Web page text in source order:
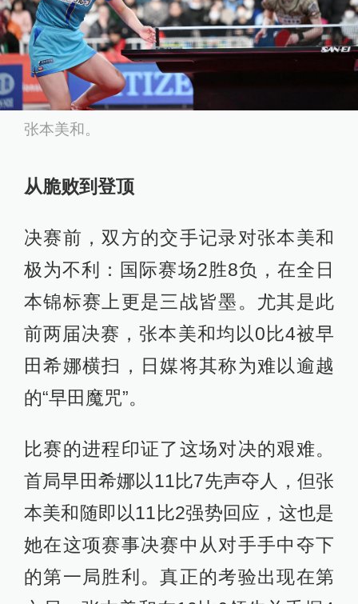
张本美和。
从脆败到登顶
决赛前，双方的交手记录对张本美和
极为不利：国际赛场2胜8负，在全日
本锦标赛上更是三战皆墨。尤其是此
前两届决赛，张本美和均以0比4被早
田希娜横扫，日媒将其称为难以逾越
的“早田魔咒”。
比赛的进程印证了这场对决的艰难。
首局早田希娜以11比7先声夺人，但张
本美和随即以11比2强势回应，这也是
她在这项赛事决赛中从对手手中夺下
的第一局胜利。真正的考验出现在第